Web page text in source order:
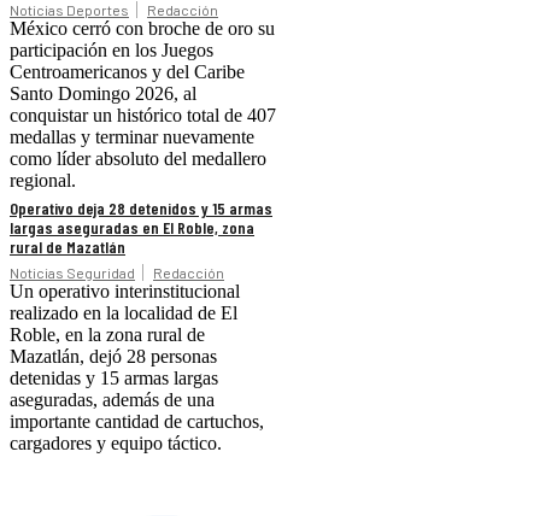
Noticias Deportes Redacción
México cerró con broche de oro su
participación en los Juegos
Centroamericanos y del Caribe
Santo Domingo 2026, al
conquistar un histórico total de 407
medallas y terminar nuevamente
como líder absoluto del medallero
regional.
Operativo deja 28 detenidos y 15 armas
largas aseguradas en El Roble, zona
rural de Mazatlán
Noticias Seguridad Redacción
Un operativo interinstitucional
realizado en la localidad de El
Roble, en la zona rural de
Mazatlán, dejó 28 personas
detenidas y 15 armas largas
aseguradas, además de una
importante cantidad de cartuchos,
cargadores y equipo táctico.